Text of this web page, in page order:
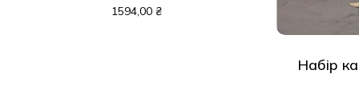
1594,00 ₴
Набір